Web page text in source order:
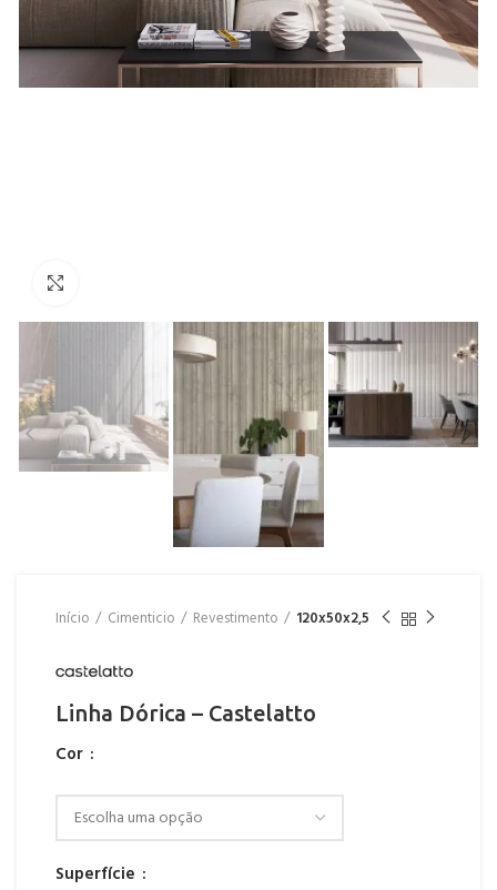
Início Cimenticio Revestimento 120x50x2,5
Linha Dórica – Castelatto
Cor
Superfície